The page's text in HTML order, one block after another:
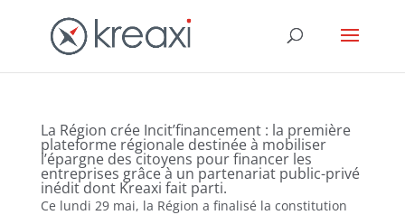
La Région crée Incit’financement : la première
plateforme régionale destinée à mobiliser
l’épargne des citoyens pour financer les
entreprises grâce à un partenariat public-privé
inédit dont Kreaxi fait parti.
Ce lundi 29 mai, la Région a finalisé la constitution